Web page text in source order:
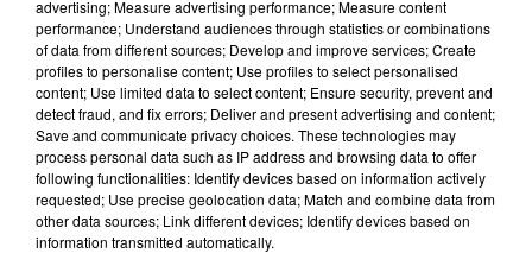
porte
ouverte,
jusqu'à
refroidissement
total.
Pendant
cuisson,
advertising; Measure advertising performance; Measure content
performance; Understand audiences through statistics or combinations
of data from different sources; Develop and improve services; Create
profiles to personalise content; Use profiles to select personalised
content; Use limited data to select content; Ensure security, prevent and
detect fraud, and fix errors; Deliver and present advertising and content;
Save and communicate privacy choices. These technologies may
process personal data such as IP address and browsing data to offer
following functionalities: Identify devices based on information actively
requested; Use precise geolocation data; Match and combine data from
other data sources; Link different devices; Identify devices based on
information transmitted automatically.